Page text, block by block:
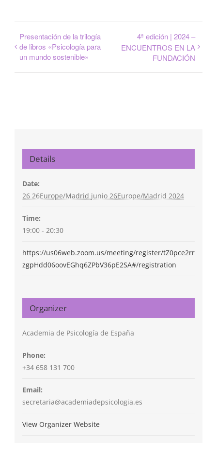
Presentación de la trilogía
de libros «Psicología para
un mundo sostenible»
4ª edición | 2024 –
ENCUENTROS EN LA
FUNDACIÓN
Details
Date:
26 26Europe/Madrid junio 26Europe/Madrid 2024
Time:
19:00 - 20:30
https://us06web.zoom.us/meeting/register/tZ0pce2rr
zgpHdd06oovEGhq6ZPbV36pE2SA#/registration
Organizer
Academia de Psicología de España
Phone:
+34 658 131 700
Email:
secretaria@academiadepsicologia.es
View Organizer Website